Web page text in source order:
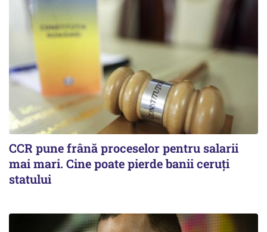
CCR pune frână proceselor pentru salarii
mai mari. Cine poate pierde banii ceruți
statului